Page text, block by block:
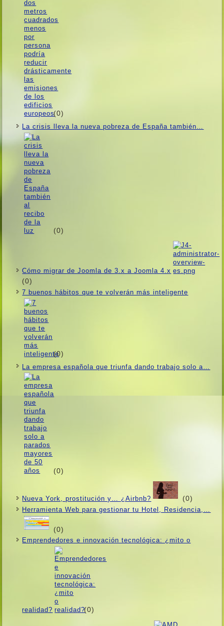
(0)
La crisis lleva la nueva pobreza de España también…
(0)
Cómo migrar de Joomla de 3.x a Joomla 4.x
(0)
7 buenos hábitos que te volverán más inteligente
(0)
La empresa española que triunfa dando trabajo solo a…
(0)
Nueva York, prostitución y… ¿Airbnb? (0)
Herramienta Web para gestionar tu Hotel, Residencia,…
(0)
Emprendedores e innovación tecnológica: ¿mito o
realidad? (0)